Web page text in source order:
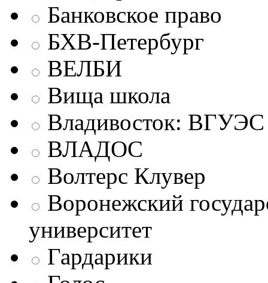
Банковское право
БХВ-Петербург
ВЕЛБИ
Вища школа
Владивосток: ВГУЭС
ВЛАДОС
Волтерс Клувер
Воронежский
университет
Гардарики